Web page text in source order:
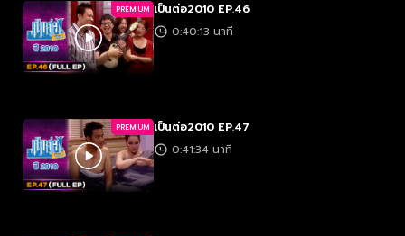
PREMIUM เป็นต่อ2010 EP.46
0:40:13 นาที
PREMIUM เป็นต่อ2010 EP.47
0:41:34 นาที